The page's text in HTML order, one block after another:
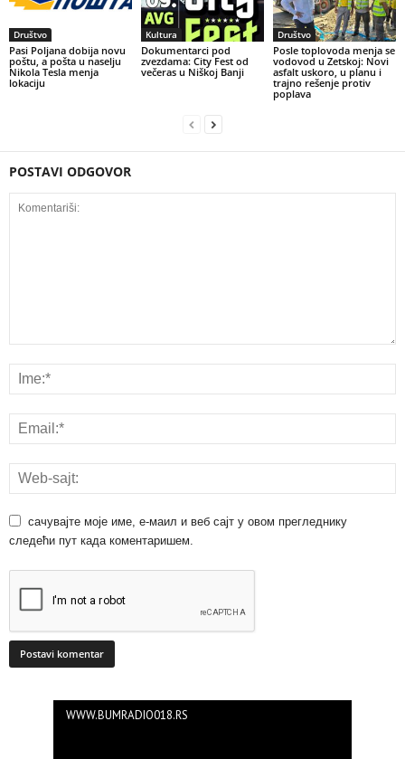
Društvo
Pasi Poljana dobija novu
poštu, a pošta u naselju
Nikola Tesla menja
lokaciju
Kultura
Dokumentarci pod
zvezdama: City Fest od
večeras u Niškoj Banji
Društvo
Posle toplovoda menja se
vodovod u Zetskoj: Novi
asfalt uskoro, u planu i
trajno rešenje protiv
poplava
POSTAVI ODGOVOR
сачувајте моје име, е-маил и веб сајт у овом прегледнику
следећи пут када коментаришем.
WWW.BUMRADIO018.RS